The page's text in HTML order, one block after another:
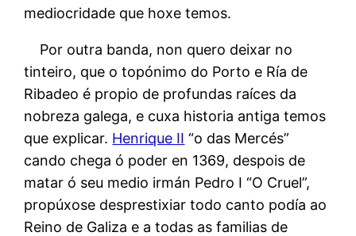
mediocridade que hoxe temos.
Por outra banda, non quero deixar no
tinteiro, que o topónimo do Porto e Ría de
Ribadeo é propio de profundas raíces da
nobreza galega, e cuxa historia antiga temos
que explicar. Henrique II “o das Mercés”
cando chega ó poder en 1369, despois de
matar ó seu medio irmán Pedro I “O Cruel”,
propúxose desprestixiar todo canto podía ao
Reino de Galiza e a todas as familias de